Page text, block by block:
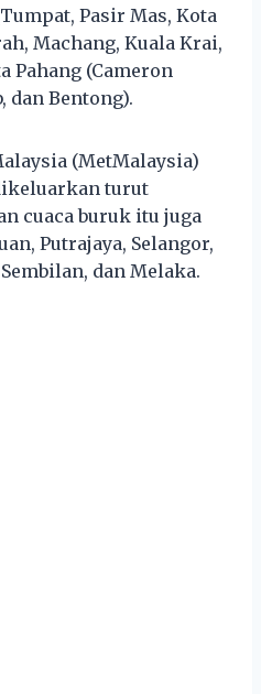
Pasir Mas, Kota
Machang, Kuala Krai,
Pahang (Cameron
dan Bentong).
(MetMalaysia)
turut
cuaca buruk itu juga
Putrajaya, Selangor,
dan Melaka.